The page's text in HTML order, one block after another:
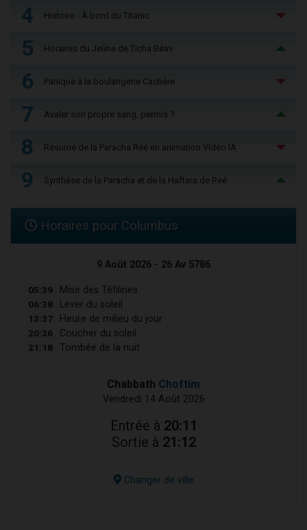
4 Histoire - À bord du Titanic
5 Horaires du Jeûne de Ticha Béav
6 Panique à la boulangerie Cachère
7 Avaler son propre sang, permis ?
8 Résumé de la Paracha Réé en animation Vidéo IA
9 Synthèse de la Paracha et de la Haftara de Reé
Horaires pour Columbus
9 Août 2026 - 26 Av 5786
05:39 Mise des Téfilines
06:38 Lever du soleil
13:37 Heure de milieu du jour
20:36 Coucher du soleil
21:18 Tombée de la nuit
Chabbath Choftim
Vendredi 14 Août 2026
Entrée à 20:11
Sortie à 21:12
Changer de ville